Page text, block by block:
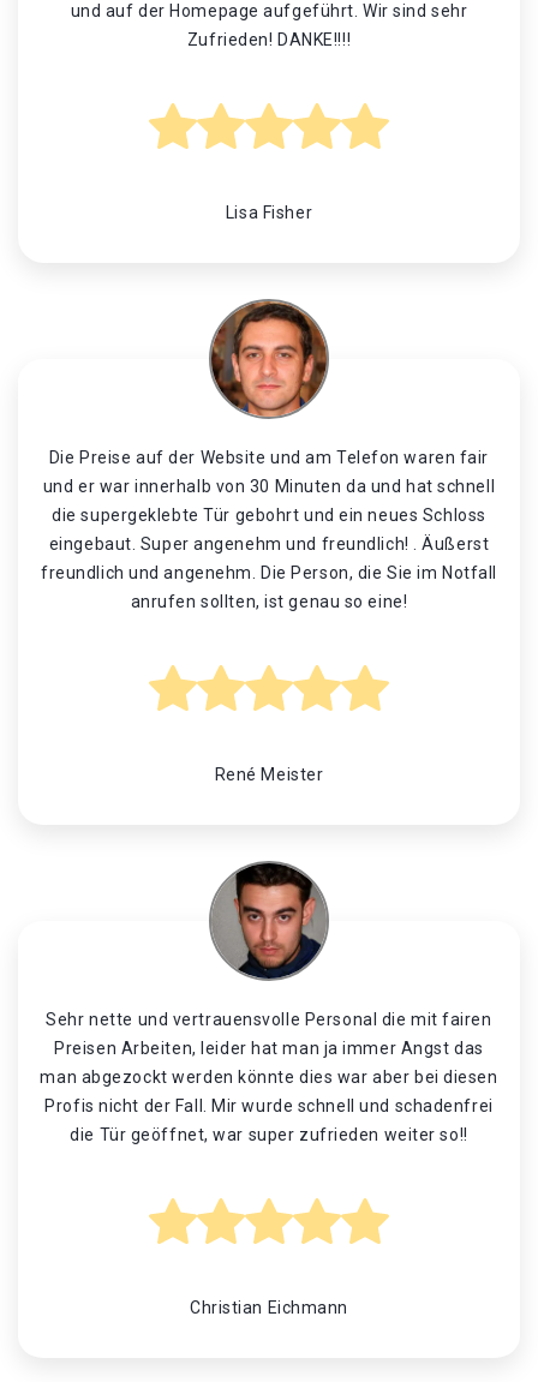
und auf der Homepage aufgeführt. Wir sind sehr
Zufrieden! DANKE!!!!
Lisa Fisher
Die Preise auf der Website und am Telefon waren fair
und er war innerhalb von 30 Minuten da und hat schnell
die supergeklebte Tür gebohrt und ein neues Schloss
eingebaut. Super angenehm und freundlich! . Äußerst
freundlich und angenehm. Die Person, die Sie im Notfall
anrufen sollten, ist genau so eine!
René Meister
Sehr nette und vertrauensvolle Personal die mit fairen
Preisen Arbeiten, leider hat man ja immer Angst das
man abgezockt werden könnte dies war aber bei diesen
Profis nicht der Fall. Mir wurde schnell und schadenfrei
die Tür geöffnet, war super zufrieden weiter so!!
Christian Eichmann